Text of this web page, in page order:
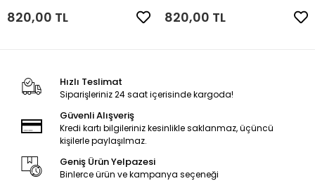
820,00 TL 820,00 TL
Hızlı Teslimat
Siparişleriniz 24 saat içerisinde kargoda!
Güvenli Alışveriş
Kredi kartı bilgileriniz kesinlikle saklanmaz, üçüncü
kişilerle paylaşılmaz.
Geniş Ürün Yelpazesi
Binlerce ürün ve kampanya seçeneği